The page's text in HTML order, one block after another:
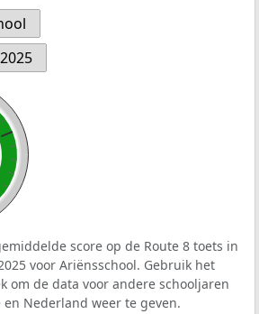
score op de Route 8 toets in
voor Ariënsschool. Gebruik het
om de data voor andere schooljaren
en Nederland weer te geven.